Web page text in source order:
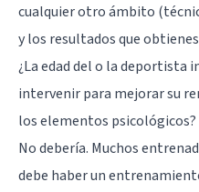
cualquier otro ámbito
y los resultados que
¿La edad del o la deportista
intervenir para mejorar su
los elementos psicológicos?
No debería. Muchos
debe haber un